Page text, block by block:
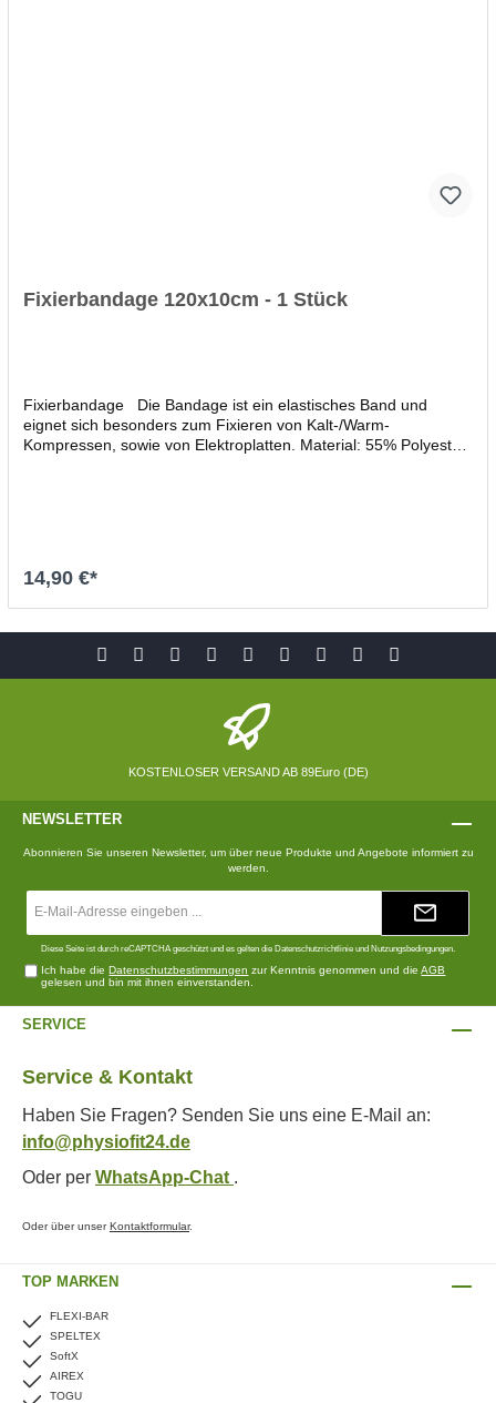
Fixierbandage 120x10cm - 1 Stück
Fixierbandage Die Bandage ist ein elastisches Band und
eignet sich besonders zum Fixieren von Kalt-/Warm-
Kompressen, sowie von Elektroplatten. Material: 55% Polyester,
14,90 €*
KOSTENLOSER VERSAND AB 89Euro (DE)
NEWSLETTER
Abonnieren Sie unseren Newsletter, um über neue Produkte und Angebote informiert zu
werden.
Diese Seite ist durch reCAPTCHA geschützt und es gelten die Datenschutzrichtlinie und Nutzungsbedingungen.
Ich habe dieDatenschutzbestimmungen zur Kenntnis genommen und dieAGB
gelesen und bin mit ihnen einverstanden.
SERVICE
Service & Kontakt
Haben Sie Fragen? Senden Sie uns eine E-Mail an:
info@physiofit24.de
Oder per WhatsApp-Chat .
Oder über unserKontaktformular.
TOP MARKEN
FLEXI-BAR
SPELTEX
SoftX
AIREX
TOGU